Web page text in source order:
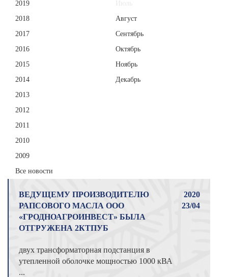
2019
2018
2017
2016
2015
2014
2013
2012
2011
2010
2009
Все новости
Август
Сентябрь
Октябрь
Ноябрь
Декабрь
ВЕДУЩЕМУ ПРОИЗВОДИТЕЛЮ
РАПСОВОГО МАСЛА ООО
«ГРОДНОАГРОИНВЕСТ» БЫЛА
ОТГРУЖЕНА 2КТПУБ
2020
23/04
двух трансформаторная подстанция в
утепленной оболочке мощностью 1000 кВА
...